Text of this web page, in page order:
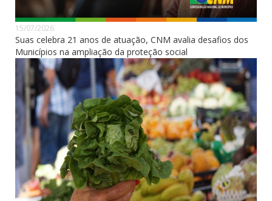
15/07/2026
Suas celebra 21 anos de atuação, CNM avalia desafios dos
Municípios na ampliação da proteção social